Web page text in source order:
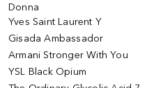
Donna
Yves Saint Laurent Y
Gisada Ambassador
Armani Stronger With You
YSL Black Opium